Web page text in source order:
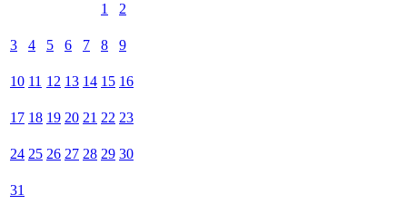
1
2
3 4 5 6 7 8 9
10 11 12 13 14 15 16
17 18 19 20 21 22 23
24 25 26 27 28 29 30
31